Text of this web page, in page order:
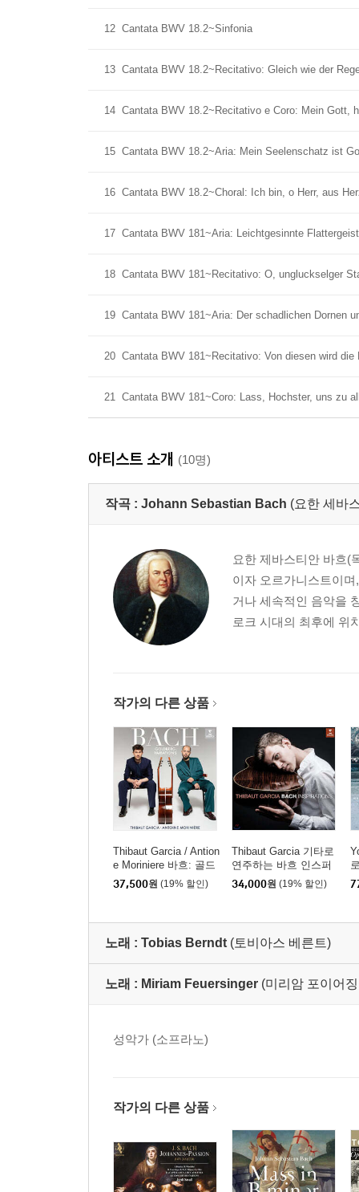
12 Cantata BWV 18.2~Sinfonia
13 Cantata BWV 18.2~Recitativo: Gleich wie der
14 Cantata BWV 18.2~Recitativo e Coro: Mein Gott,
15 Cantata BWV 18.2~Aria: Mein Seelenschatz ist
16 Cantata BWV 18.2~Choral: Ich bin, o Herr, aus
17 Cantata BWV 181~Aria: Leichtgesinnte
18 Cantata BWV 181~Recitativo: O, ungluckselger
19 Cantata BWV 181~Aria: Der schadlichen Dornen
20 Cantata BWV 181~Recitativo: Von diesen wird
21 Cantata BWV 181~Coro: Lass, Hochster, uns zu
아티스트 소개 (10명)
작곡 : Johann Sebastian Bach (요한 세바
요한 제바스티안 바흐(
이자 오르가니스트이
거나 세속적인 음악을
로크 시대의 최후에 위
작가의 다른 상품
Thibaut Garcia / Antion
e Moriniere 바흐: 골드
베르크 변주곡 (Bach:
Goldberg Variations) [S
37,500원 (19% 할인)
Thibaut Garcia 기타로
연주하는 바흐 인스퍼
레이션 (Bach Inspiratio
ns) [UHQCD]
34,000원 (19% 할인)
노래 : Tobias Berndt (토비아스 베른트)
노래 : Miriam Feuersinger (미리암 포이어
성악가 (소프라노)
작가의 다른 상품